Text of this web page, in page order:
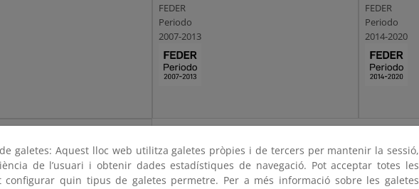
FEDER
Periodo
2007-2013
FEDER
Periodo
2014-2020
galetes: Aquest lloc web utilitza galetes pròpies i de tercers per mantenir la sessió,
de l’usuari i obtenir dades estadístiques de navegació. Pot acceptar totes les
quin tipus de galetes permetre. Per a més informació sobre les galetes